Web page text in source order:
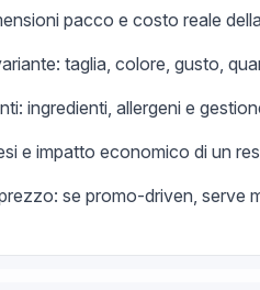
pacco e costo reale
taglia, colore, gusto,
ingredienti, allergeni e
e impatto economico di un
se promo-driven, serve